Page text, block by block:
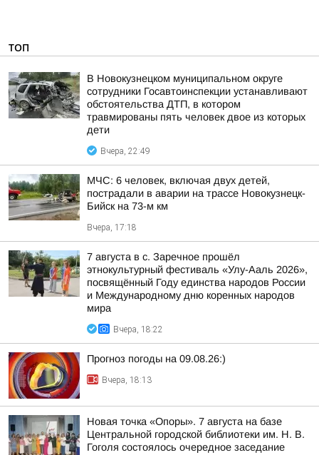
ТОП
В Новокузнецком муниципальном округе
сотрудники Госавтоинспекции устанавливают
обстоятельства ДТП, в котором
травмированы пять человек двое из которых
дети
Вчера, 22:49
МЧС: 6 человек, включая двух детей,
пострадали в аварии на трассе Новокузнецк-
Бийск на 73-м км
Вчера, 17:18
7 августа в с. Заречное прошёл
этнокультурный фестиваль «Улу-Ааль 2026»,
посвящённый Году единства народов России
и Международному дню коренных народов
мира
Вчера, 18:22
Прогноз погоды на 09.08.26:)
Вчера, 18:13
Новая точка «Опоры». 7 августа на базе
Центральной городской библиотеки им. Н. В.
Гоголя состоялось очередное заседание